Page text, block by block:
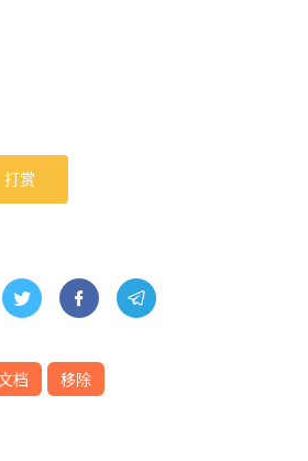
打赏
  
档 移除